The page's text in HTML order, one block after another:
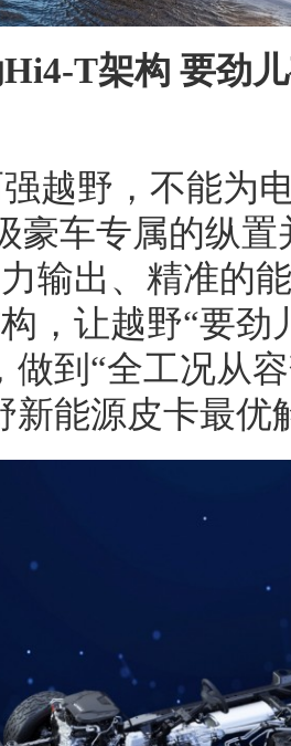
Hi4-T架构 要劲
越野，不能为
豪车专属的纵
输出、精准的
，让越野“要劲
做到“全工况从
新能源皮卡最优